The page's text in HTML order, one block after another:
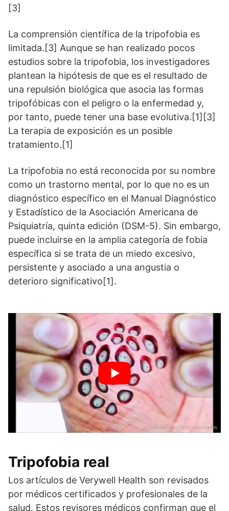
[3]
La comprensión científica de la tripofobia es
limitada.[3] Aunque se han realizado pocos
estudios sobre la tripofobia, los investigadores
plantean la hipótesis de que es el resultado de
una repulsión biológica que asocia las formas
tripofóbicas con el peligro o la enfermedad y,
por tanto, puede tener una base evolutiva.[1][3]
La terapia de exposición es un posible
tratamiento.[1]
La tripofobia no está reconocida por su nombre
como un trastorno mental, por lo que no es un
diagnóstico específico en el Manual Diagnóstico
y Estadístico de la Asociación Americana de
Psiquiatría, quinta edición (DSM-5). Sin embargo,
puede incluirse en la amplia categoría de fobia
específica si se trata de un miedo excesivo,
persistente y asociado a una angustia o
deterioro significativo[1].
Tripofobia real
Los artículos de Verywell Health son revisados
por médicos certificados y profesionales de la
salud. Estos revisores médicos confirman que el